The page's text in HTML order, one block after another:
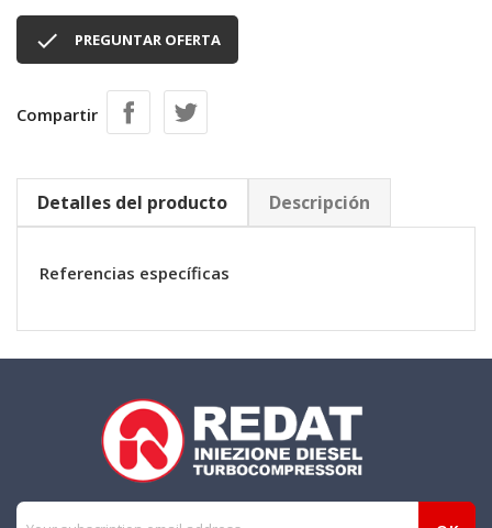
 PREGUNTAR OFERTA
Compartir
Detalles del producto Descripción
Referencias específicas